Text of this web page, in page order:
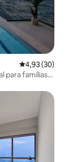
4,93 de uma
4,93 (30)
para famílias,